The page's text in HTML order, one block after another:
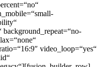
background_repeat=“no-
video_loop=“yes“